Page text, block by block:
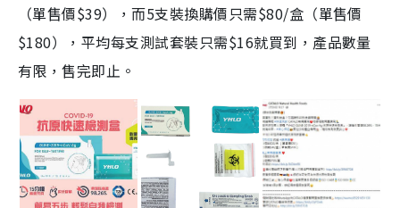
（單售價$39），而5支裝換購價只需$80/盒（單售價
$180），平均每支測試套裝只需$16就買到，產品數量
有限，售完即止。